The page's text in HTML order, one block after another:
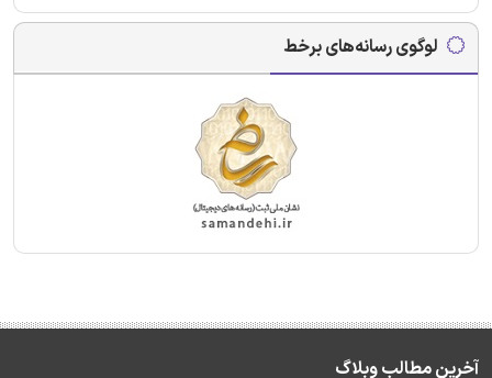
لوگوی رسانه‌های برخط
آخرین مطالب وبلاگ